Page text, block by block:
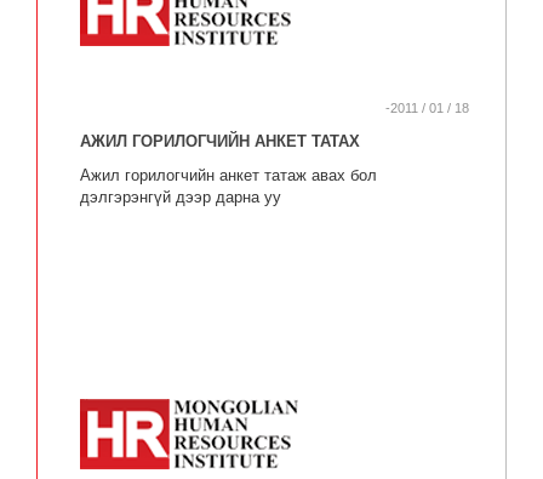
-2011 / 01 / 18
АЖИЛ ГОРИЛОГЧИЙН АНКЕТ ТАТАХ
Ажил горилогчийн анкет татаж авах бол
дэлгэрэнгүй дээр дарна уу